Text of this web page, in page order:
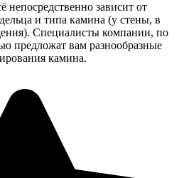
непосредственно зависит от
и типа камина (у стены, в
Специалисты компании, по
предложат вам разнообразные
камина.